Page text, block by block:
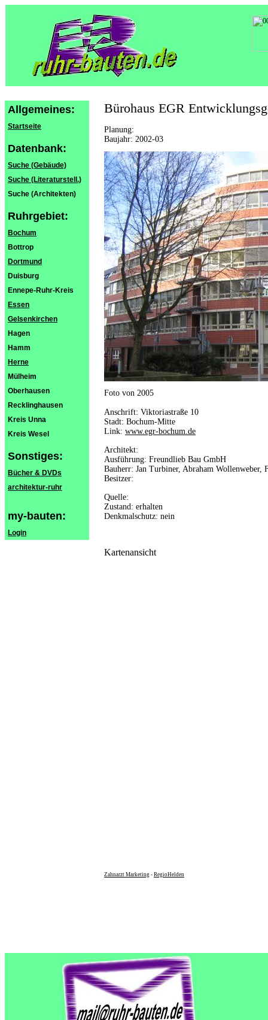
Allgemeines:
Startseite
Datenbank:
Suche (Gebäude)
Suche (Literaturstell.)
Suche (Architekten)
Ruhrgebiet:
Bochum
Bottrop
Dortmund
Duisburg
Ennepe-Ruhr-Kreis
Essen
Gelsenkirchen
Hagen
Hamm
Herne
Mülheim
Oberhausen
Recklinghausen
Kreis Unna
Kreis Wesel
Sonstiges:
Bücher & DVDs
architektur-ruhr
my-bauten:
Login
Bürohaus EGR
Planung:
Baujahr: 2002-03
Foto von 2005
Anschrift: Viktoriastraße 10
Stadt: Bochum-Mitte
Link: www.egr-bochum.de
Architekt:
Ausführung: Freundlieb Bau GmbH
Bauherr: Jan Turbiner, Abraham Wollenweber,
Besitzer:
Quelle:
Zustand: erhalten
Denkmalschutz: nein
Kartenansicht
Zahnarzt Marketing - RegioHelden